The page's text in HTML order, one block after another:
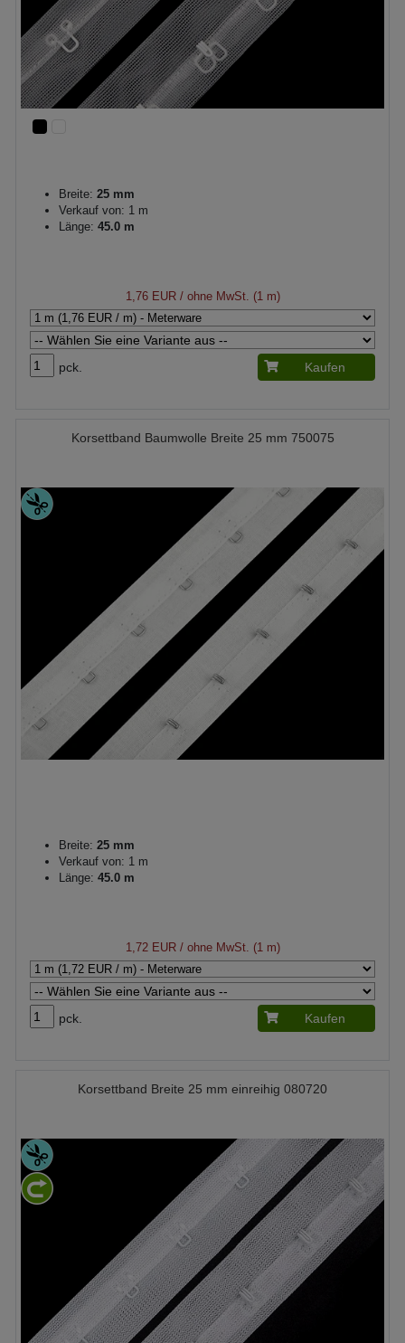
Breite: 25 mm
Verkauf von: 1 m
Länge: 45.0 m
1,76 EUR/ ohne MwSt. (1 m)
pck. Kaufen
Korsettband Baumwolle Breite 25 mm 750075
Breite: 25 mm
Verkauf von: 1 m
Länge: 45.0 m
1,72 EUR/ ohne MwSt. (1 m)
pck. Kaufen
Korsettband Breite 25 mm einreihig 080720